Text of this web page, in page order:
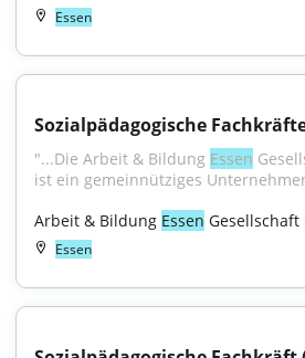
Essen
Sozialpädagogische
"...Die Arbeit & Bildung Essen
ist ein gemeinnütziges
Arbeit & Bildung Essen Gesellschaft
Essen